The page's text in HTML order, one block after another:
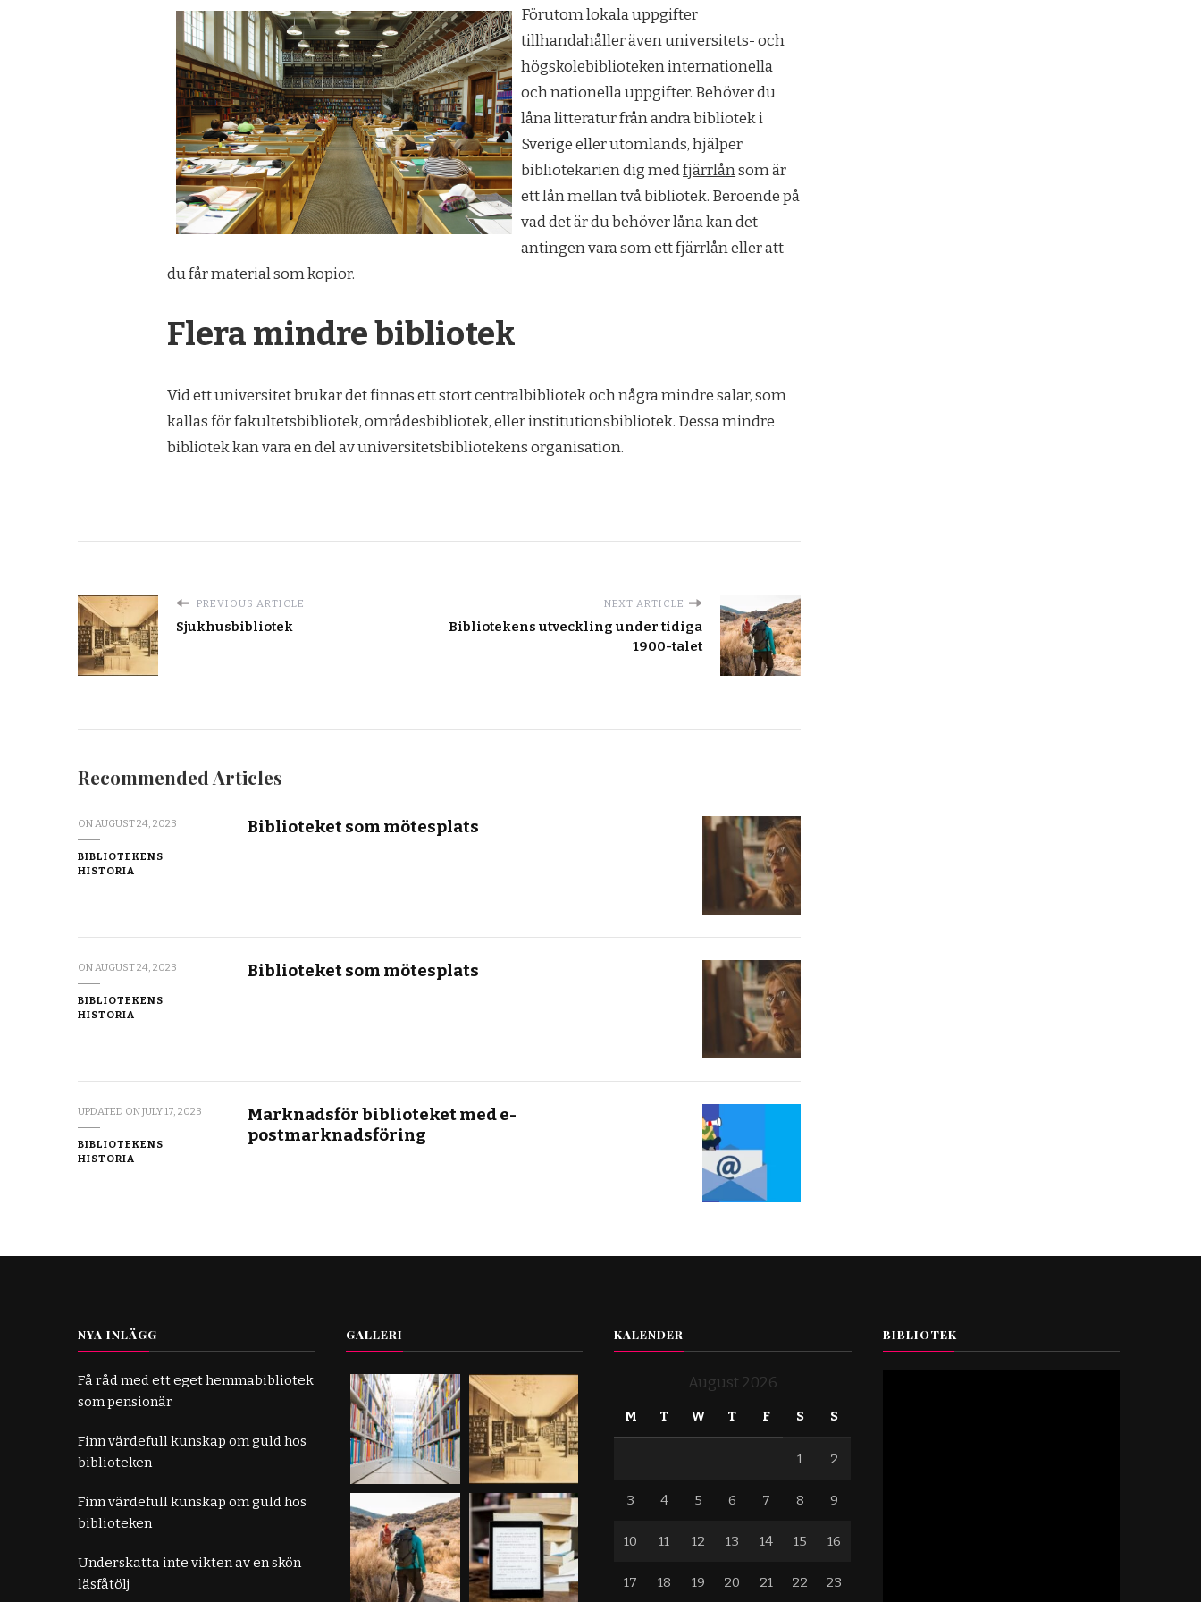
Förutom lokala uppgifter
tillhandahåller även universitets- och
högskolebiblioteken internationella
och nationella uppgifter. Behöver du
låna litteratur från andra bibliotek i
Sverige eller utomlands, hjälper
bibliotekarien dig medfjärrlånsom är
ett lån mellan två bibliotek. Beroende på
vad det är du behöver låna kan det
antingen vara som ett fjärrlån eller att
du får material som kopior.
Flera mindre bibliotek
Vid ett universitet brukar det finnas ett stort centralbibliotek och några mindre salar, som
kallas för fakultetsbibliotek, områdesbibliotek, eller institutionsbibliotek. Dessa mindre
bibliotek kan vara en del av universitetsbibliotekens organisation.
PREVIOUS ARTICLE
Sjukhusbibliotek
NEXT ARTICLE
Bibliotekens utveckling under tidiga
1900-talet
Recommended Articles
ONAUGUST 24, 2023
BIBLIOTEKENS
HISTORIA
Biblioteket som mötesplats
ONAUGUST 24, 2023
BIBLIOTEKENS
HISTORIA
Biblioteket som mötesplats
UPDATED ONJULY 17, 2023
BIBLIOTEKENS
HISTORIA
Marknadsför biblioteket med e-
postmarknadsföring
NYA INLÄGG
Få råd med ett eget hemmabibliotek
som pensionär
Finn värdefull kunskap om guld hos
biblioteken
Finn värdefull kunskap om guld hos
biblioteken
Underskatta inte vikten av en skön
läsfåtölj
GALLERI KALENDER
August 2026
M T W T F S S
1 2
3 4 5 6 7 8 9
10 11 12 13 14 15 16
17 18 19 20 21 22 23
BIBLIOTEK